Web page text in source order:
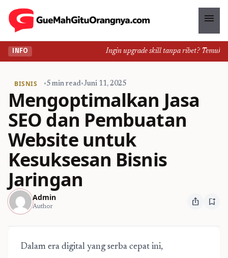
menu
INFO Ingin upgrade skill tanpa ribet? Temukan
BISNIS •5 min read•Juni 11, 2025
Mengoptimalkan Jasa
SEO dan Pembuatan
Website untuk
Kesuksesan Bisnis
Jaringan
Admin
Author ios_share bookmark_add
Dalam era digital yang serba cepat ini,